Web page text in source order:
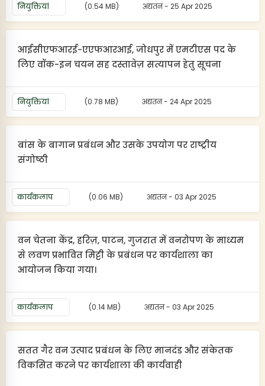
नियुक्तियां (0.54 MB) अद्यतन - 25 Apr 2025
आईसीएफआरई-एएफआरआई, जोधपुर में एमटीएस पद के
लिए वॉक-इन चयन सह दस्तावेज़ सत्यापन हेतु सूचना
नियुक्तियां (0.78 MB) अद्यतन - 24 Apr 2025
बांस के बागान प्रबंधन और उसके उपयोग पर राष्ट्रीय
संगोष्ठी
कार्यकलाप (0.06 MB) अद्यतन - 03 Apr 2025
वन चेतना केंद्र, हरिज़, पाटन, गुजरात में वनरोपण के माध्यम
से लवण प्रभावित मिट्टी के प्रबंधन पर कार्यशाला का
आयोजन किया गया।
कार्यकलाप (0.14 MB) अद्यतन - 03 Apr 2025
सतत गैर वन उत्पाद प्रबंधन के लिए मानदंड और संकेतक
विकसित करने पर कार्यशाला की कार्यवाही